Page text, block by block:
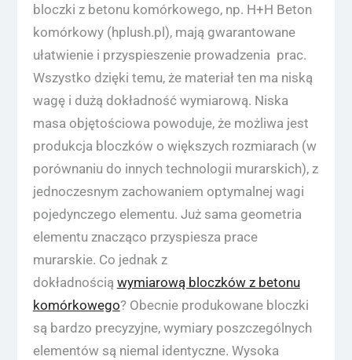
bloczki z betonu komórkowego, np. H+H Beton
komórkowy (hplush.pl), mają gwarantowane
ułatwienie i przyspieszenie prowadzenia prac.
Wszystko dzięki temu, że materiał ten ma niską
wagę i dużą dokładność wymiarową. Niska
masa objętościowa powoduje, że możliwa jest
produkcja bloczków o większych rozmiarach (w
porównaniu do innych technologii murarskich), z
jednoczesnym zachowaniem optymalnej wagi
pojedynczego elementu. Już sama geometria
elementu znacząco przyspiesza prace
murarskie. Co jednak z
dokładnością wymiarową bloczków z betonu
komórkowego? Obecnie produkowane bloczki
są bardzo precyzyjne, wymiary poszczególnych
elementów są niemal identyczne. Wysoka